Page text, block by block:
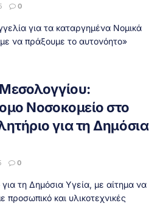
0
για τα καταργημένα Νομικά
να πράξουμε το αυτονόητο»
Νοσοκομείο στο
για τη Δημόσια
0
τη Δημόσια Υγεία, με αίτημα να
προσωπικό και υλικοτεχνικές